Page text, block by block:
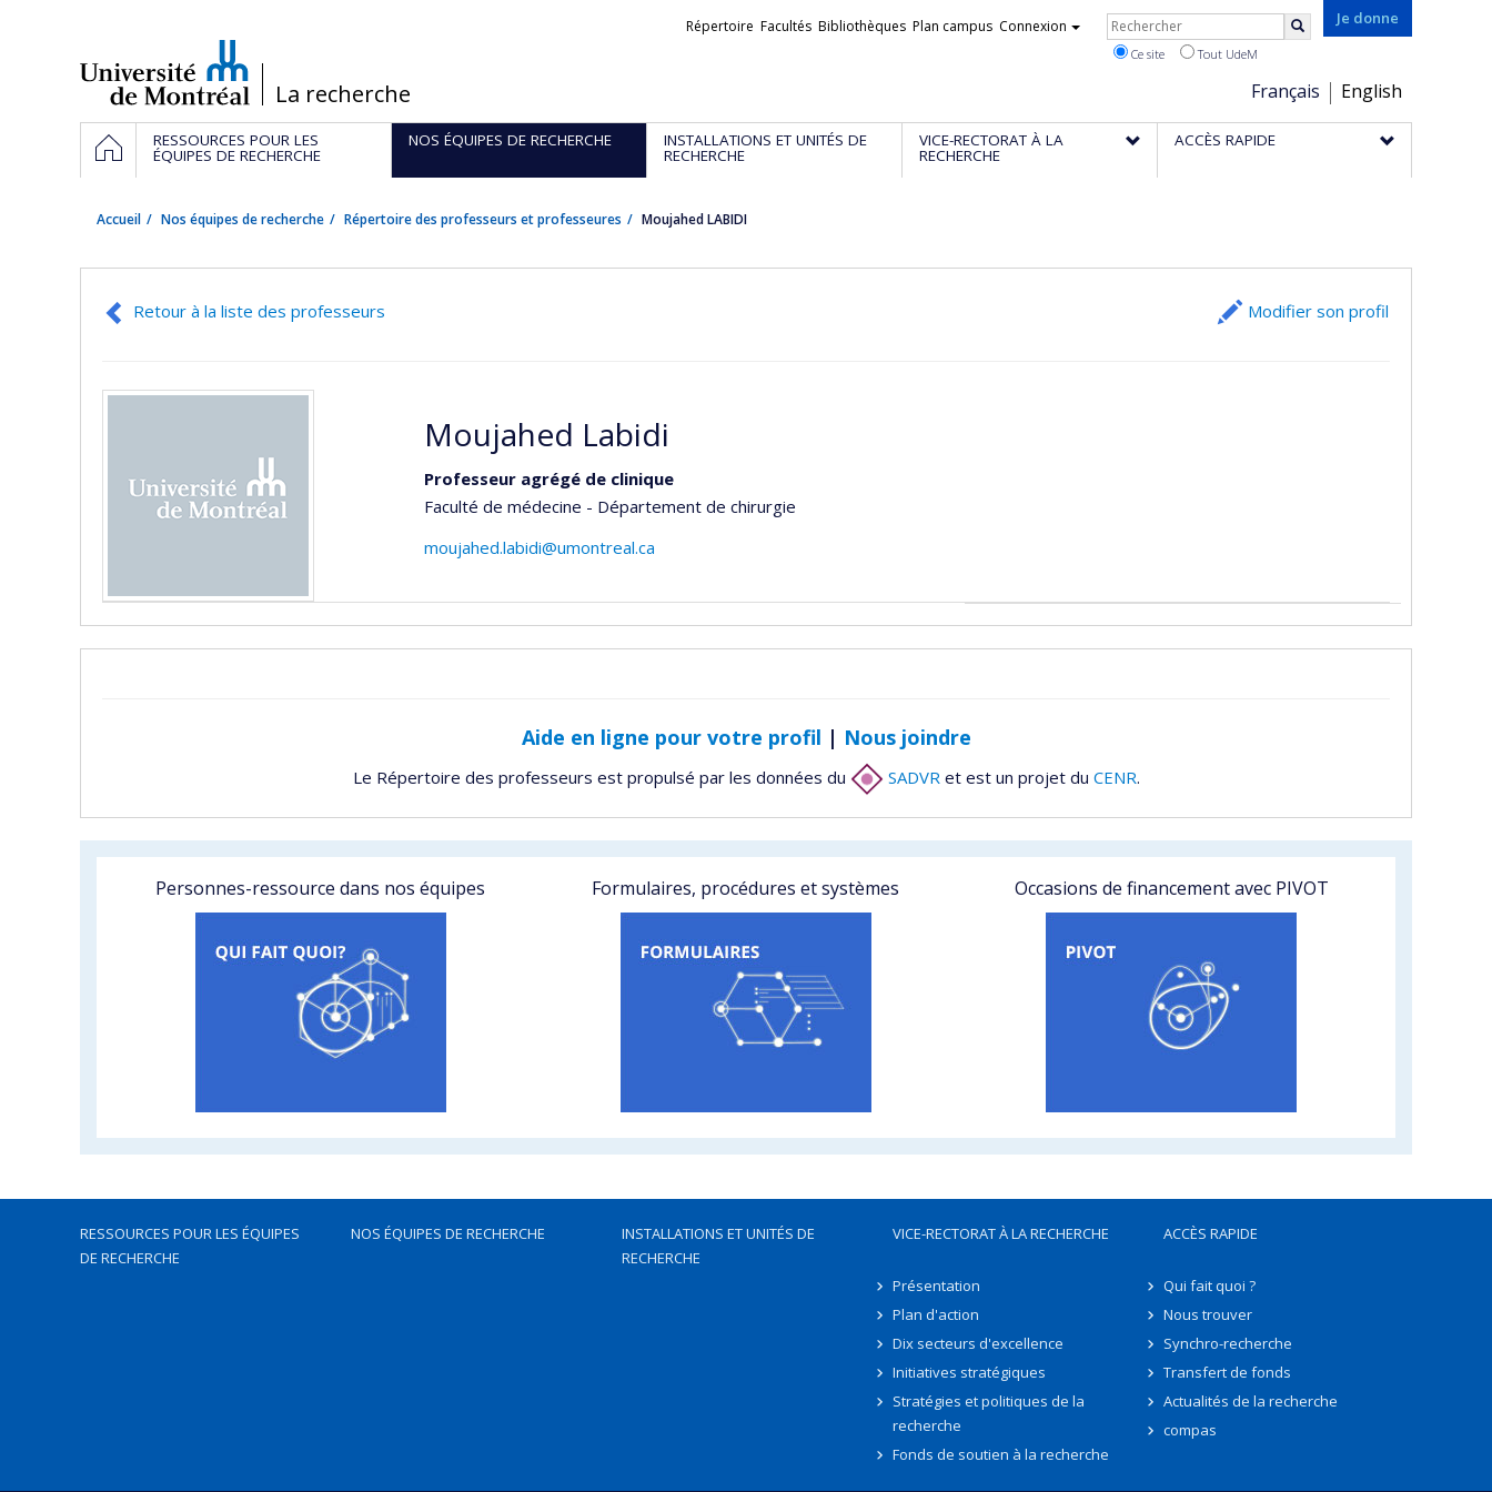
/La recherche
Je donne
Choix
de
la
Français English
Liens
Répertoire Facultés Bibliothèques Plan campus Connexion Rechercher
Ce site Tout UdeM
Navigation
principale
ACCUEILRESSOURCES POUR LES
ÉQUIPES DE RECHERCHE
NOS ÉQUIPES DE RECHERCHE INSTALLATIONS ET UNITÉS DE
RECHERCHE
VICE-RECTORAT À LA
RECHERCHE
ACCÈS RAPIDE
Accueil Nos équipes de recherche Répertoire des professeurs et professeures Moujahed LABIDI
Retour à la liste des professeurs Modifier son profil
Moujahed Labidi
Professeur agrégé de clinique
Faculté de médecine - Département de chirurgie
moujahed.labidi@umontreal.ca
Aide en ligne pour votre profil | Nous joindre
Le Répertoire des professeurs est propulsé par les données du SADVR et est un projet du CENR.
Personnes-ressource dans nos équipes Formulaires, procédures et systèmes Occasions de financement avec PIVOT
RESSOURCES POUR LES ÉQUIPES
DE RECHERCHE
NOS ÉQUIPES DE RECHERCHE
INSTALLATIONS ET UNITÉS DE
RECHERCHE
VICE-RECTORAT À LA RECHERCHE
Présentation
Plan d'action
Dix secteurs d'excellence
Initiatives stratégiques
Stratégies et politiques de la
recherche
Fonds de soutien à la recherche
ACCÈS RAPIDE
Qui fait quoi ?
Nous trouver
Synchro-recherche
Transfert de fonds
Actualités de la recherche
compas